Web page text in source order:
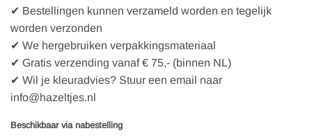
✔ Bestellingen kunnen verzameld worden en tegelijk
worden verzonden
✔ We hergebruiken verpakkingsmateriaal
✔ Gratis verzending vanaf € 75,- (binnen NL)
✔ Wil je kleuradvies? Stuur een email naar
info@hazeltjes.nl
Beschikbaar via nabestelling